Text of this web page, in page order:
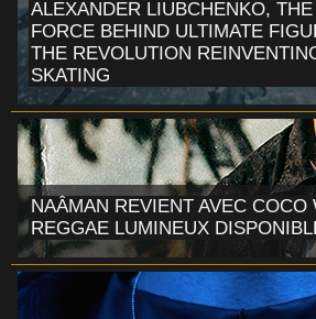
ALEXANDER LIUBCHENKO,
FORCE BEHIND ULTIMATE
THE REVOLUTION
SKATING
NAÂMAN REVIENT AVEC COCO
REGGAE LUMINEUX